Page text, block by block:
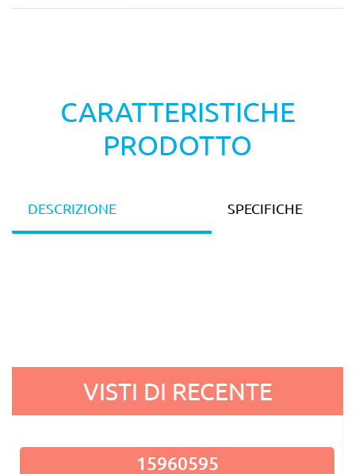
CARATTERISTICHE
PRODOTTO
DESCRIZIONE SPECIFICHE
VISTI DI RECENTE
15960595